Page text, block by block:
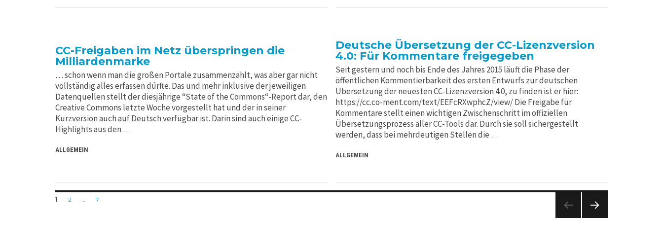
CC-Freigaben im Netz überspringen die
Milliardenmarke
… schon wenn man die großen Portale zusammenzählt, was aber gar nicht
vollständig alles erfassen dürfte. Das und mehr inklusive der jeweiligen
Datenquellen stellt der diesjährige “State of the Commons“-Report dar, den
Creative Commons letzte Woche vorgestellt hat und der in seiner
Kurzversion auch auf Deutsch verfügbar ist. Darin sind auch einige CC-
Highlights aus den …
ALLGEMEIN
Deutsche Übersetzung der CC-Lizenzversion
4.0: Für Kommentare freigegeben
Seit gestern und noch bis Ende des Jahres 2015 läuft die Phase der
öffentlichen Kommentierbarkeit des ersten Entwurfs zur deutschen
Übersetzung der neuesten CC-Lizenzversion 4.0, zu finden ist er hier:
https://cc.co-ment.com/text/EEFcRXwphcZ/view/ Die Freigabe für
Kommentare stellt einen wichtigen Zwischenschritt im offiziellen
Übersetzungsprozess aller CC-Tools dar. Durch sie soll sichergestellt
werden, dass bei mehrdeutigen Stellen die …
ALLGEMEIN
Posts
PAGE
1 PAGE
2 PAGE
7